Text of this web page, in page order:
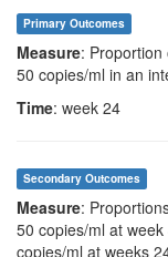
Primary Outcomes
Measure: Proportion
50 copies/ml in an
Time: week 24
Secondary Outcomes
Measure:
50 copies/ml at
copies/ml at weeks